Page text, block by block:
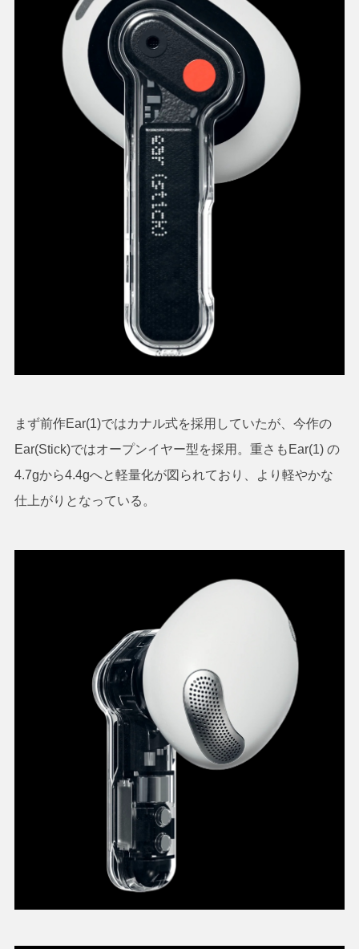
まず前作Ear(1)ではカナル式を採用していたが、今作の
Ear(Stick)ではオープンイヤー型を採用。重さもEar(1) の
4.7gから4.4gへと軽量化が図られており、より軽やかな
仕上がりとなっている。